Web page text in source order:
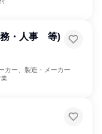
務・人事 等)
カー、製造・メーカー
業